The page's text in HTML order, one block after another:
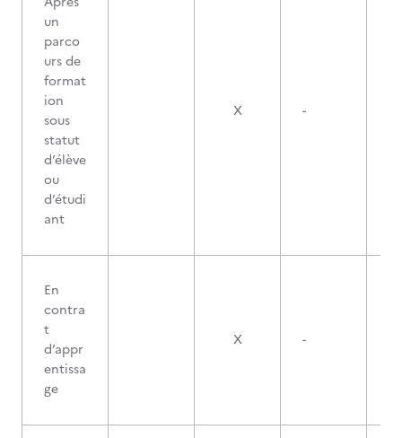
un
parco
urs de
format
ion
sous
statut
d’élève
ou
d’étudi
ant
X -
En
contra
t
d’appr
entissa
ge
X -